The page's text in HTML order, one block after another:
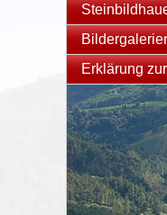
Erklärung